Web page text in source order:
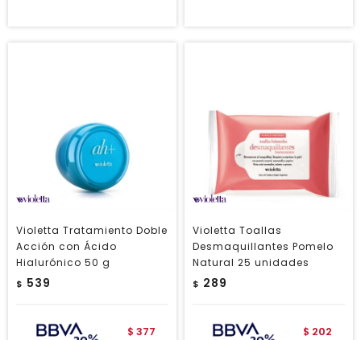
Violetta Tratamiento Doble
Acción con Ácido
Hialurónico 50 g
$ 539
$ 377
Violetta Toallas
Desmaquillantes Pomelo
Natural 25 unidades
$ 289
$ 202